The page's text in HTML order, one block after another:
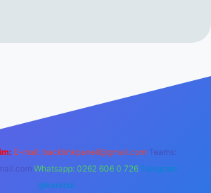
E-mail: backlinkpaneli@gmail.com Teams:
Whatsapp: 0262 606 0 726 Telegram:
@karabul